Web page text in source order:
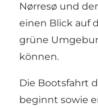
Nørresø und
einen Blick auf
grüne
können.
Die Bootsfahrt
beginnt sowie